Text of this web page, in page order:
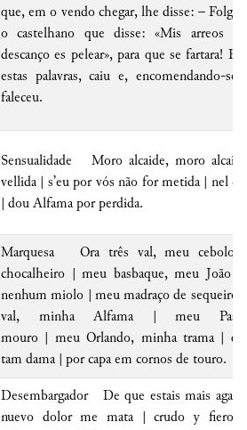
que, em o vendo chegar, lhe disse: –
o castelhano que disse: «Mis arreos
descanço es pelear», para que se fartara! E,
estas palavras, caiu e, encomendando-
faleceu.
Sensualidade Moro alcaide, moro
vellida | s’eu por vós não for metida | nel
dou Alfamapor perdida.
MarquesaOra três val, meu
chocalheiro | meu basbaque, meu João
nenhum miolo | meu madraço de
val, minhaAlfama |meu
mouro
meuOrlando, minha trama |
tam dama | por capa em cornos de touro.
Desembargador De que estais mais
nuevo dolor me mata |crudo y fiero